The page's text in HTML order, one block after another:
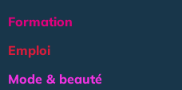
Formation
Emploi
Mode & beauté